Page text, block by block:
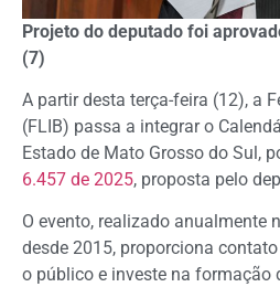
Projeto do deputado foi
(7)
A partir desta terça-feira (12), a
(FLIB) passa a integrar o
Estado de Mato Grosso do Sul,
6.457 de 2025, proposta pelo
O evento, realizado anualmente
desde 2015, proporciona
o público e investe na formação